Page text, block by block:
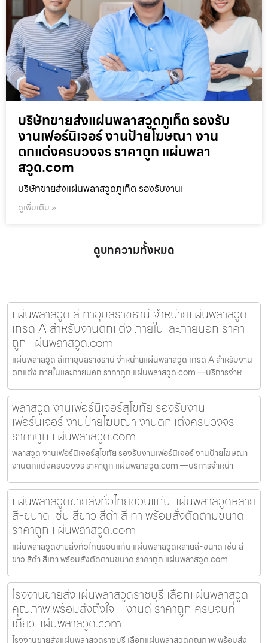
บริษัทขายส่งแผ่นพลาสวูดภูเก็ต รองรับ
งานเฟอร์นิเจอร์ งานป้ายโฆษณา งาน
ตกแต่งครบวงจร ราคาถูก แผ่นพลา
สวูด.com
บริษัทขายส่งแผ่นพลาสวูดภูเก็ต รองรับงานเ
ดูเพิ่มเติม »
ดูบทความทั้งหมด
แผ่นพลาสวูด สีเทาอุบลราชธานี จำหน่ายแผ่นพลาสวูด
เกรด A สำหรับงานตกแต่ง ภายในและภายนอก ราคา
ถูก แผ่นพลาสวูด.com
แผ่นพลาสวูด สีเทาอุบลราชธานี จำหน่ายแผ่นพลาสวูด เกรด A สำหรับงาน
ตกแต่ง ภายในและภายนอก ราคาถูก แผ่นพลาสวูด.com —บริการจำห
พลาสวูด งานเฟอร์นิเจอร์สุโขทัย รองรับงาน
เฟอร์นิเจอร์ งานป้ายโฆษณา งานตกแต่งครบวงจร
ราคาถูก แผ่นพลาสวูด.com
พลาสวูด งานเฟอร์นิเจอร์สุโขทัย รองรับงานเฟอร์นิเจอร์ งานป้ายโฆษณา
งานตกแต่งครบวงจร ราคาถูก แผ่นพลาสวูด.com —บริการจำหน่า
แผ่นพลาสวูดขายส่งทั่วไทยขอนแก่น แผ่นพลาสวูดหลาย
สี-ขนาด เช่น สีขาว สีดำ สีเทา พร้อมสั่งตัดตามขนาด
ราคาถูก แผ่นพลาสวูด.com
แผ่นพลาสวูดขายส่งทั่วไทยขอนแก่น แผ่นพลาสวูดหลายสี-ขนาด เช่น สี
ขาว สีดำ สีเทา พร้อมสั่งตัดตามขนาด ราคาถูก แผ่นพลาสวูด.com
โรงงานขายส่งแผ่นพลาสวูดราชบุรี เลือกแผ่นพลาสวูด
คุณภาพ พร้อมส่งถึงใจ – งานดี ราคาถูก ครบจบที่
เดียว แผ่นพลาสวูด.com
โรงงานขายส่งแผ่นพลาสวูดราชบุรี เลือกแผ่นพลาสวูดคุณภาพ พร้อมส่ง